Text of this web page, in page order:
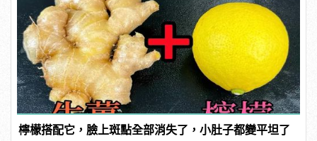
檸檬搭配它，臉上斑點全部消失了，小肚子都變平坦了